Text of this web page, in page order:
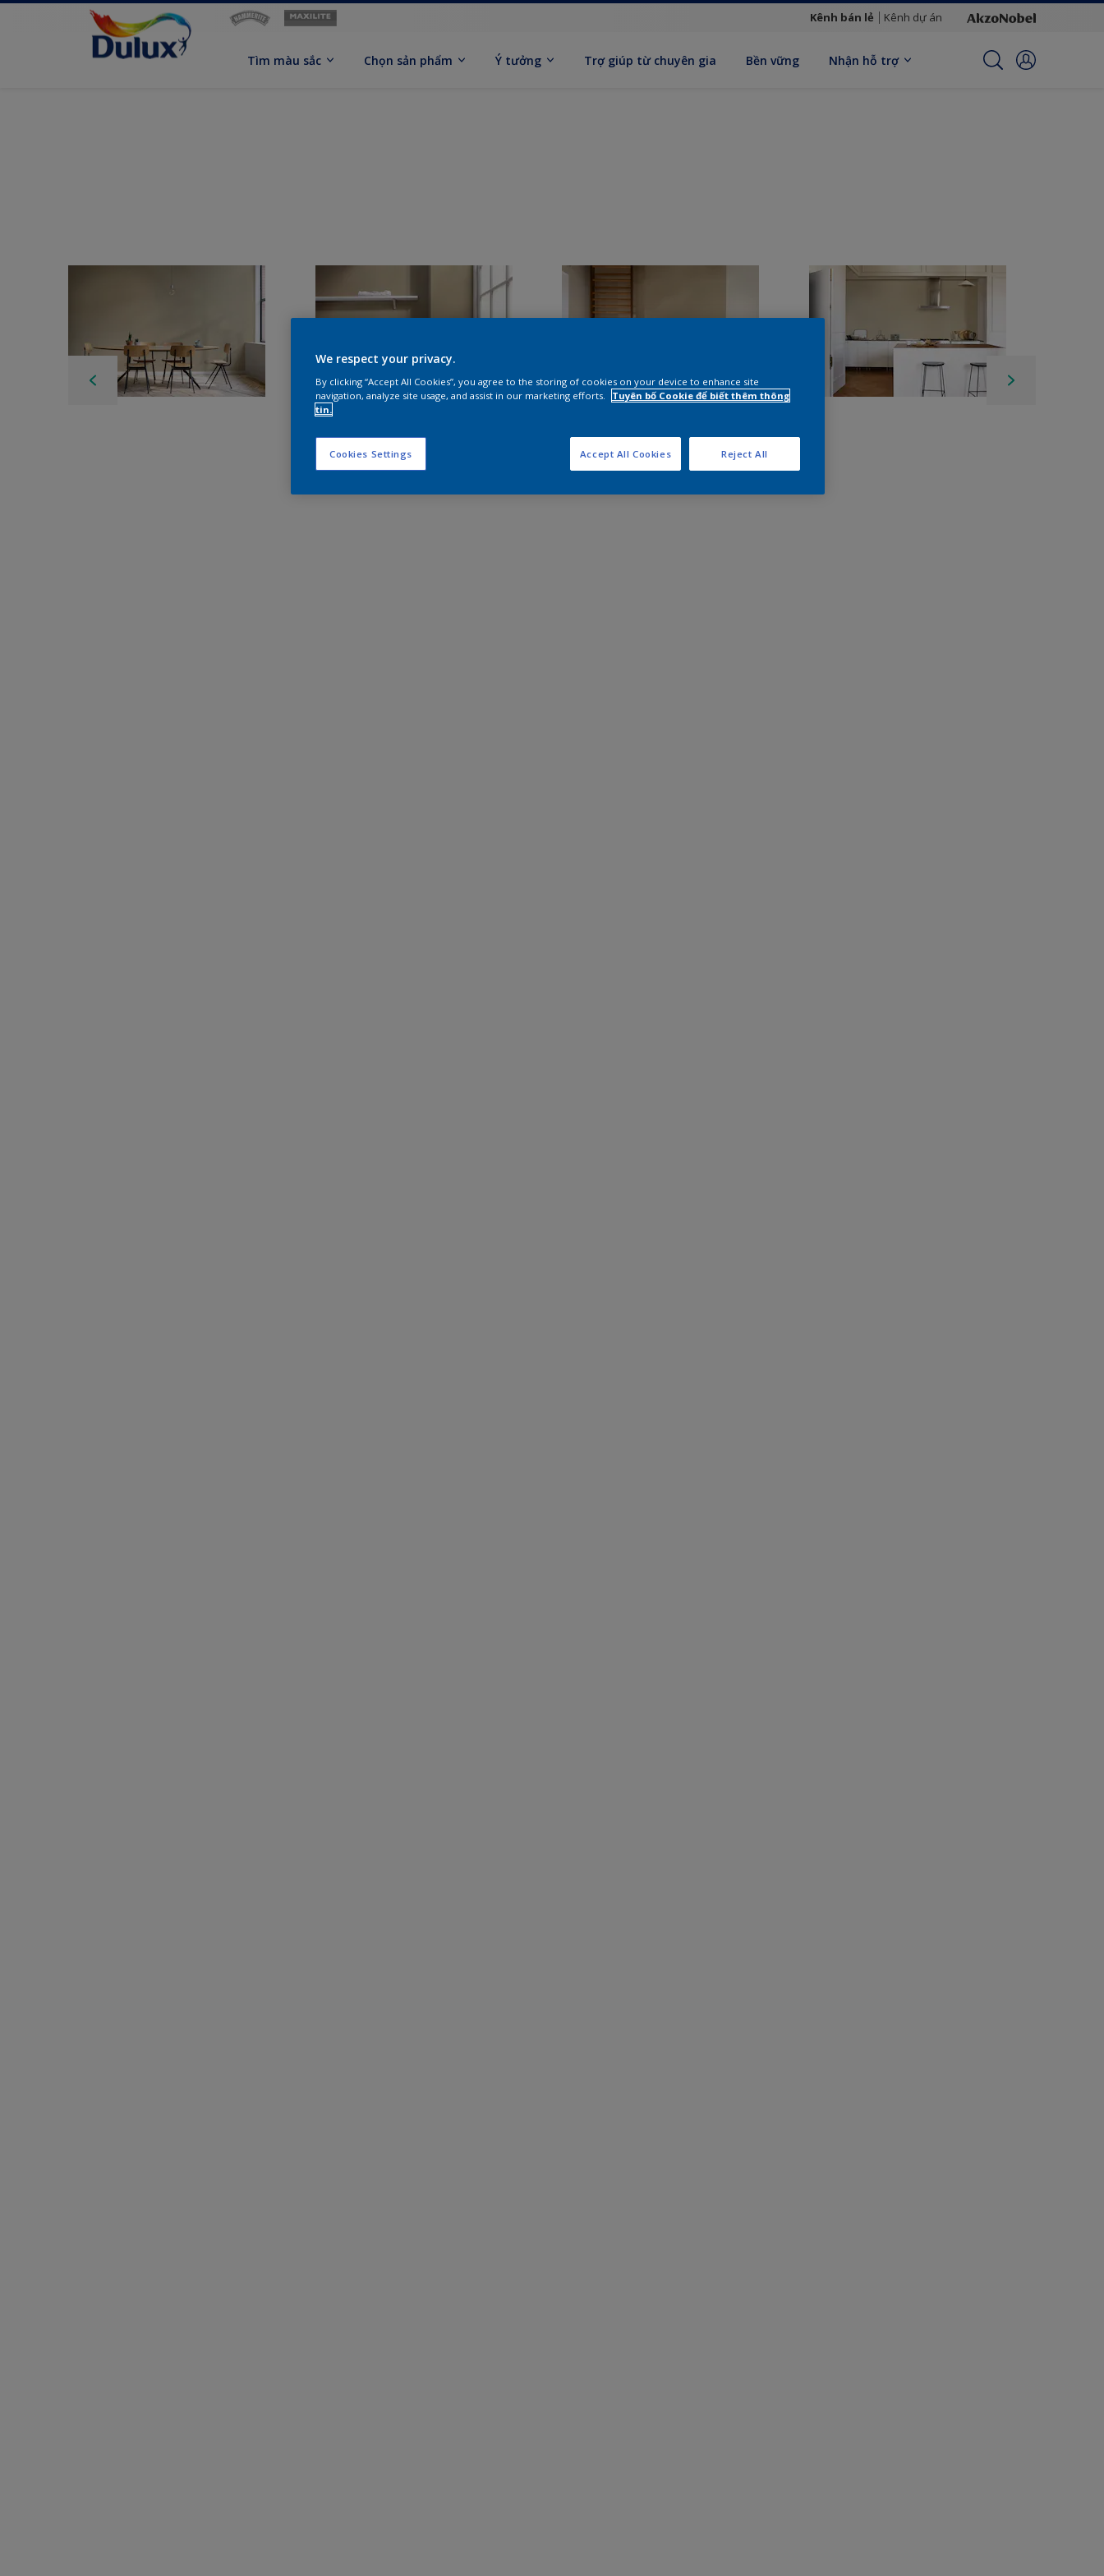
Kênh bán lẻ Kênh dự án
Tìm màu sắc Chọn sản phẩm Ý tưởng Trợ giúp từ chuyên gia Bền vững Nhận hỗ trợ
We respect your privacy.
By clicking “Accept All Cookies”, you agree to the storing of cookies on your device to enhance site
navigation, analyze site usage, and assist in our marketing efforts.
Tuyên bố Cookie để biết thêm thông
tin.
Cookies Settings Reject All
Accept All Cookies